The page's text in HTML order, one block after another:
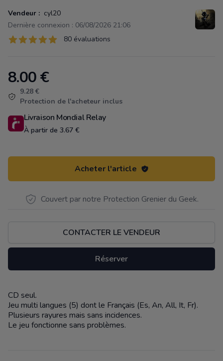
Vendeur : cyl20
Dernière connexion : 06/08/2026 21:06
Évaluations
80 sur 5 étoiles 80 évaluations
Product information
8.00€
9.28 €
Protection de l'acheteur inclus
Livraison Mondial Relay
À partir de 3.67 €
Acheter l'article
Couvert par notre Protection Grenier du Geek.
CONTACTER LE VENDEUR
Réserver
Description
CD seul.
Jeu multi langues (5) dont le Français (Es, An, All, It, Fr).
Plusieurs rayures mais sans incidences.
Le jeu fonctionne sans problèmes.